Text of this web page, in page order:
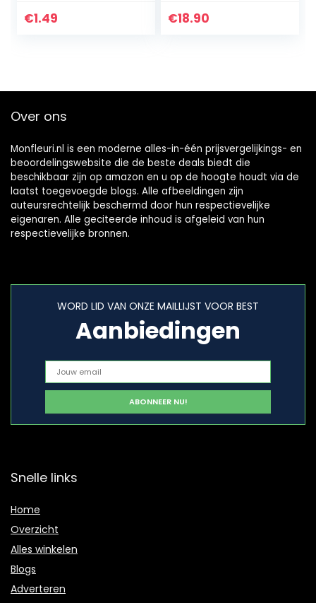
€1.49
Bonsai Boom (Set
€18.90
Over ons
Monfleuri.nl is een moderne alles-in-één prijsvergelijkings- en
beoordelingswebsite die de beste deals biedt die
beschikbaar zijn op amazon en u op de hoogte houdt via de
laatst toegevoegde blogs. Alle afbeeldingen zijn
auteursrechtelijk beschermd door hun respectievelijke
eigenaren. Alle geciteerde inhoud is afgeleid van hun
respectievelijke bronnen.
WORD LID VAN ONZE MAILLIJST VOOR BEST
Aanbiedingen
Snelle links
Home
Overzicht
Alles winkelen
Blogs
Adverteren